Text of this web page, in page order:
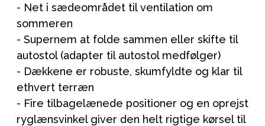
- Net i sædeområdet til ventilation om
sommeren
- Supernem at folde sammen eller skifte til
autostol (adapter til autostol medfølger)
- Dækkene er robuste, skumfyldte og klar til
ethvert terræn
- Fire tilbagelænede positioner og en oprejst
ryglænsvinkel giver den helt rigtige kørsel til